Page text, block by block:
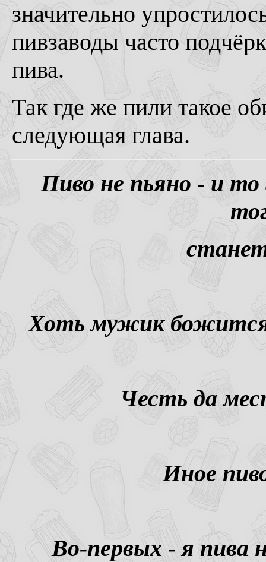
значительно
пивзаводы часто
пива.
Так где же пили такое
следующая глава.
Пиво не пьяно - и
Хоть мужик божится,
Честь да
Иное
Во-первых - я пива